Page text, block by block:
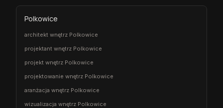
Polkowice
architekt wnętrz Polkowice
projektant wnętrz Polkowice
projekt wnętrz Polkowice
projektowanie wnętrz Polkowice
aranżacja wnętrz Polkowice
wizualizacja wnętrz Polkowice